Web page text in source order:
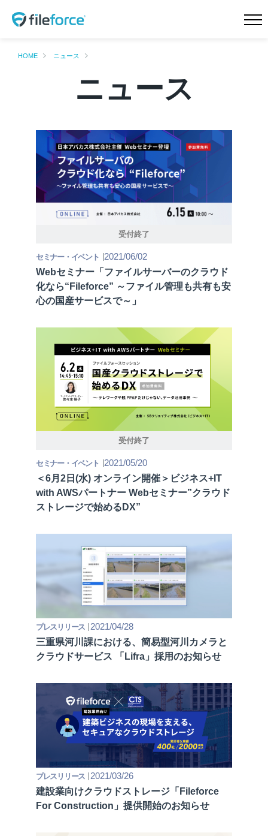
HOME
新機能 Intellisearch™
新機能 SmartFolder™ for
電帳法
特長 機能一覧
料金プラン 導入事例
会社概要 ニュース
無料トライアル
資料ダウンロード一覧
HOME ニュース
ニュース
受付終了
セミナー・イベント
2021/06/02
Webセミナー「ファイルサーバーのクラウド
化なら“Fileforce” ～ファイル管理も共有も安
心の国産サービスで～」
受付終了
セミナー・イベント
2021/05/20
＜6月2日(水) オンライン開催＞ビジネス+IT
with AWSパートナー Webセミナー”クラウド
ストレージで始めるDX”
プレスリリース
2021/04/28
三重県河川課における、簡易型河川カメラと
クラウドサービス 「Lifra」採⽤のお知らせ
プレスリリース
2021/03/26
建設業向けクラウドストレージ「Fileforce
For Construction」提供開始のお知らせ